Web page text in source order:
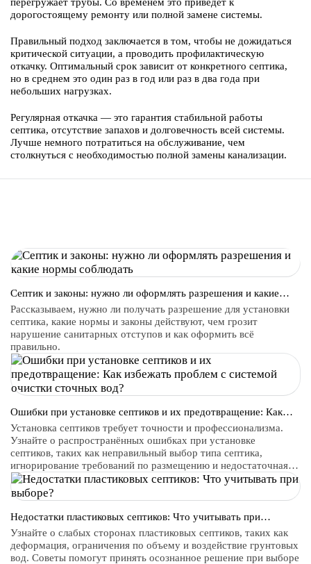
дорогостоящему ремонту или полной замене системы.
Правильный подход заключается в том, чтобы не дожидаться
критической ситуации, а проводить профилактическую
откачку. Оптимальный срок зависит от конкретного септика,
но в среднем это один раз в год или раз в два года при
небольших нагрузках.
Регулярная откачка — это гарантия стабильной работы
септика, отсутствие запахов и долговечность всей системы.
Лучше немного потратиться на обслуживание, чем
столкнуться с необходимостью полной замены канализации.
ИНТЕРЕСНЫЕ СТАТЬИ
Септик и законы: нужно ли оформлять разрешения и какие
нормы соблюдать
Рассказываем, нужно ли получать разрешение для установки
септика, какие нормы и законы действуют, чем грозит
нарушение санитарных отступов и как оформить всё
правильно.
Ошибки при установке септиков и их предотвращение: Как
избежать проблем с системой очистки сточных вод?
Установка септиков требует точности и профессионализма.
Узнайте о распространённых ошибках при установке
септиков, таких как неправильный выбор типа септика,
игнорирование требований по размещению и недостаточная
подготовка участка. Получите рекомендации по
предотвращению проблем и обеспечению эффективной
работы системы очистки сточных вод.
Недостатки пластиковых септиков: Что учитывать при
выборе?
Узнайте о слабых сторонах пластиковых септиков, таких как
деформация, ограничения по объему и воздействие грунтовых
вод. Советы помогут принять осознанное решение при выборе